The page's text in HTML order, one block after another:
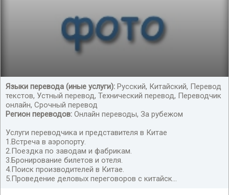
Услуги переводчика и представителя в Китае
Языки перевода (иные услуги): Русский, Китайский, Перевод
текстов, Устный перевод, Технический перевод, Переводчик
онлайн, Срочный перевод
Регион переводов: Онлайн переводы, За рубежом
Услуги переводчика и представителя в Китае
1.Встреча в аэропорту.
2.Поездка по заводам и фабрикам.
3.Бронирование билетов и отеля.
4.Поиск производителей в Китае.
5.Проведение деловых переговоров с китайск...